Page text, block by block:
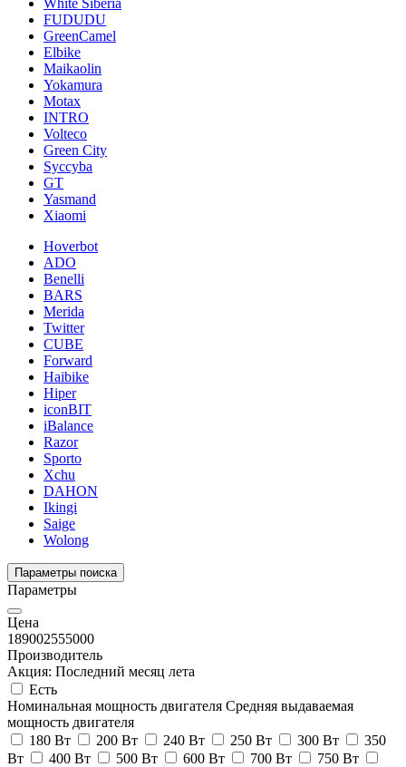
FUDUDU
GreenCamel
Elbike
Maikaolin
Yokamura
Motax
INTRO
Volteco
Green City
Syccyba
GT
Yasmand
Xiaomi
Hoverbot
ADO
Benelli
BARS
Merida
Twitter
CUBE
Forward
Haibike
Hiper
iconBIT
iBalance
Razor
Sporto
Xchu
DAHON
Ikingi
Saige
Wolong
Параметры поиска
Параметры
Цена
189002555000
Производитель
Акция: Последний месяц лета
Есть
Номинальная мощность двигателя Средняя выдаваемая
мощность двигателя
180 Вт
200 Вт 240 Вт 250 Вт 300 Вт
350
Вт
400 Вт 500 Вт 600 Вт 700 Вт
750 Вт